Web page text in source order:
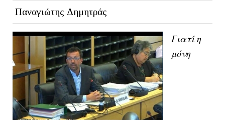
Παναγιώτης Δημητράς
Γιατί η
μόνη